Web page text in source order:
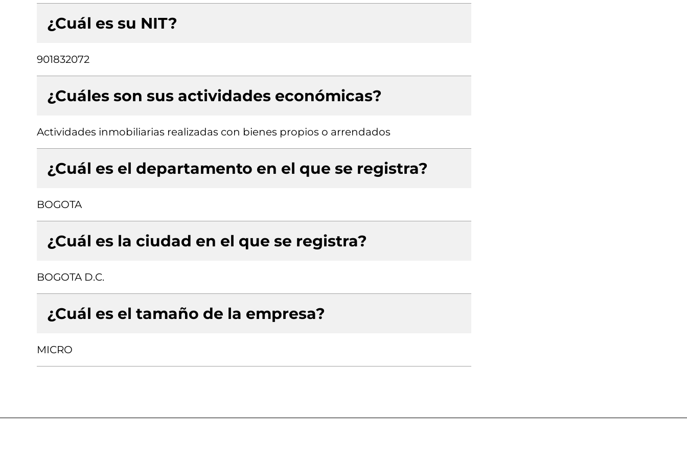
¿Cuál es su NIT?
901832072
¿Cuáles son sus actividades económicas?
Actividades inmobiliarias realizadas con bienes propios o arrendados
¿Cuál es el departamento en el que se registra?
BOGOTA
¿Cuál es la ciudad en el que se registra?
BOGOTA D.C.
¿Cuál es el tamaño de la empresa?
MICRO